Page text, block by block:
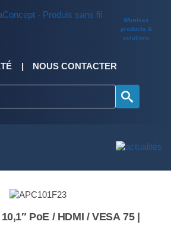
Wireless
products &
solutions
NOUS CONTACTER
PoE / HDMI / VESA 75 |